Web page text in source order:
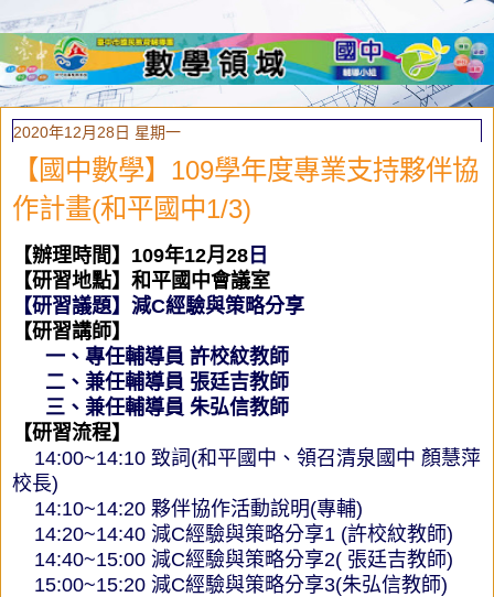
2020年12月28日 星期一
【國中數學】109學年度專業支持夥伴協
作計畫(和平國中1/3)
【辦理時間】 109年12月28 日
【研習地點】和平國中會議室
【研習議題】 減C經驗與策略分享
【研習講師】
一、專任輔導員 許校紋教師
二、兼任輔導員 張廷吉教師
三、 兼任輔導員 朱弘信教師
【研習流程】
14:00~14:10 致詞(和平國中、領召清泉國中 顏慧萍
校長)
14:10~14:20 夥伴協作活動說明(專輔)
    14:20~14:40 減C經驗與策略分享1 (
許校紋教師)
    14
:40~15:00 減C經驗與策略分享2( 張廷吉教師)
    15:00~15:20 減C經驗與策略分享3(
朱弘信教師)